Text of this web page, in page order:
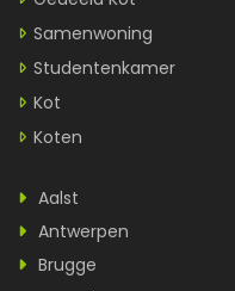
Samenwoning
Studentenkamer
Kot
Koten
Aalst
Antwerpen
Brugge